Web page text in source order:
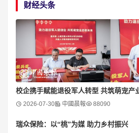
财经头条
校企携手赋能退役军人转型 共筑萌宠产
2026-07-30 中國晨報 88090
瑞众保险：以“桃”为媒 助力乡村振兴